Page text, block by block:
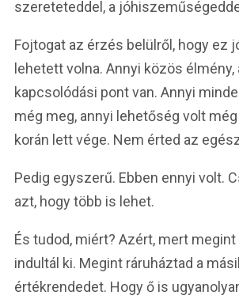
szereteteddel, a
Fojtogat az érzés belülről, hogy ez
lehetett volna. Annyi közös
kapcsolódási pont van. Annyi
még meg, annyi lehetőség volt
korán lett vége. Nem érted az
Pedig egyszerű. Ebben ennyi volt.
azt, hogy több is lehet.
És tudod, miért? Azért, mert megint
indultál ki. Megint ráruháztad a
értékrendedet. Hogy ő is